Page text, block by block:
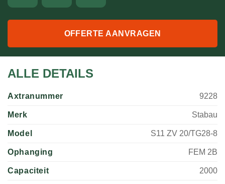
OFFERTE AANVRAGEN
ALLE DETAILS
Axtranummer 9228
Merk Stabau
Model S11 ZV 20/TG28-8
Ophanging FEM 2B
Capaciteit 2000